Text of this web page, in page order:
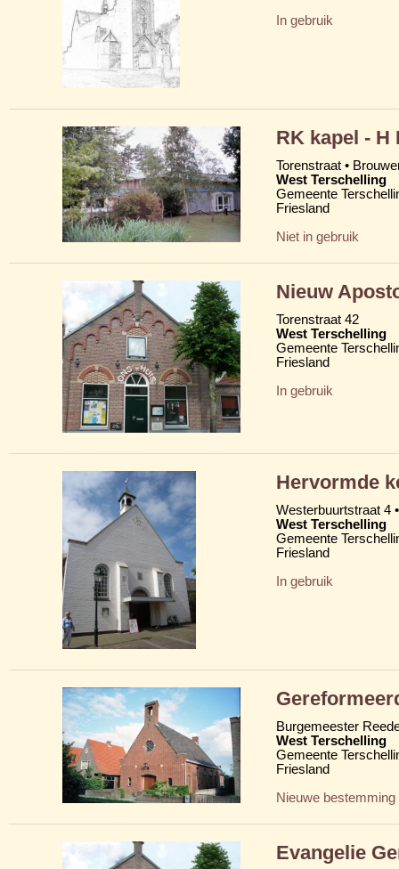
In gebruik
RK kapel - H
Torenstraat •
West Terschelling
Gemeente
Friesland
Niet in gebruik
Nieuw
Torenstraat 42
West Terschelling
Gemeente
Friesland
In gebruik
Hervormde
Westerbuurtstraat 4
West Terschelling
Gemeente
Friesland
In gebruik
Burgemeester
West Terschelling
Gemeente
Friesland
Nieuwe bestemming
Evangelie